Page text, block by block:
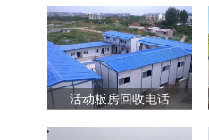
活动板房回收电话